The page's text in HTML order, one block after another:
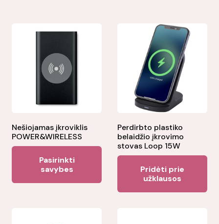
Nešiojamas įkroviklis
POWER&WIRELESS
Pasirinkti
savybes
has
multiple
Perdirbto plastiko
belaidžio įkrovimo
stovas Loop 15W
Pridėti prie
užklausos